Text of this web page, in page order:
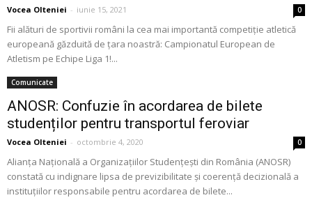
Vocea Olteniei - iunie 15, 2021 0
Fii alături de sportivii români la cea mai importantă competiție atletică
europeană găzduită de țara noastră: Campionatul European de
Atletism pe Echipe Liga 1!...
Comunicate
ANOSR: Confuzie în acordarea de bilete
studenților pentru transportul feroviar
Vocea Olteniei - octombrie 4, 2020 0
Alianța Națională a Organizațiilor Studențești din România (ANOSR)
constată cu indignare lipsa de previzibilitate și coerență decizională a
instituțiilor responsabile pentru acordarea de bilete...